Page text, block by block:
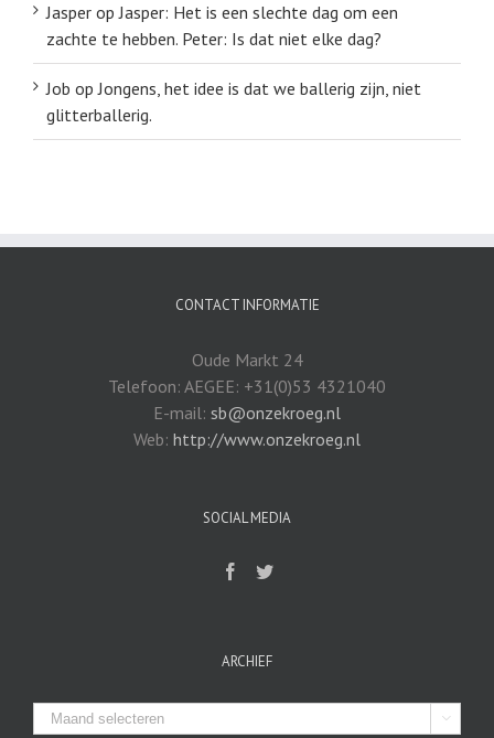
Jasper opJasper: Het is een slechte dag om een
zachte te hebben. Peter: Is dat niet elke dag?
Job opJongens, het idee is dat we ballerig zijn, niet
glitterballerig.
CONTACT INFORMATIE
Oude Markt 24
Telefoon: AEGEE: +31(0)53 4321040
E-mail: sb@onzekroeg.nl
Web: http://www.onzekroeg.nl
SOCIAL MEDIA
ARCHIEF
